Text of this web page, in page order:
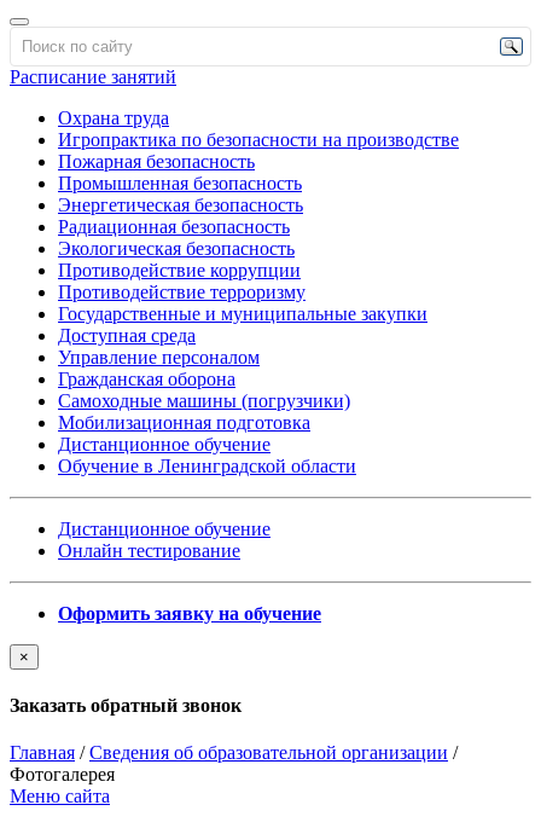
Расписание занятий
Охрана труда
Игропрактика по безопасности на производстве
Пожарная безопасность
Промышленная безопасность
Энергетическая безопасность
Радиационная безопасность
Экологическая безопасность
Противодействие коррупции
Противодействие терроризму
Государственные и муниципальные закупки
Доступная среда
Управление персоналом
Гражданская оборона
Самоходные машины (погрузчики)
Мобилизационная подготовка
Дистанционное обучение
Обучение в Ленинградской области
Дистанционное обучение
Онлайн тестирование
Оформить заявку на обучение
×
Заказать обратный звонок
Главная /Сведения об образовательной организации /
Фотогалерея
Меню сайта